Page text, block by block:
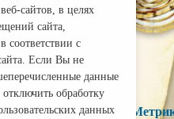
Правила
сайтов, в целях
сайта,
соответствии с
Если Вы не
данные
обработку
данных